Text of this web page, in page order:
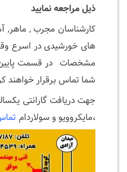
ذیل مراجعه نمایید
کارشناسان مجرب , ماهر,
های خورشیدی در اسرع
مشخصات در قسمت پایین
شما تماس برقرار خواهند
جهت دریافت گارانتی
،مایکروویو و سولاردام